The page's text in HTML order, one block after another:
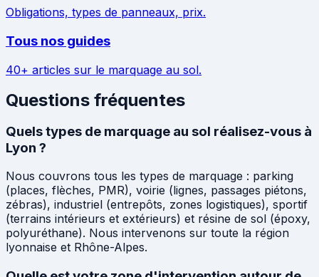
Obligations, types de panneaux, prix.
Tous nos guides
40+ articles sur le marquage au sol.
Questions fréquentes
Quels types de marquage au sol réalisez-vous à
Lyon ?
Nous couvrons tous les types de marquage : parking
(places, flèches, PMR), voirie (lignes, passages piétons,
zébras), industriel (entrepôts, zones logistiques), sportif
(terrains intérieurs et extérieurs) et résine de sol (époxy,
polyuréthane). Nous intervenons sur toute la région
lyonnaise et Rhône-Alpes.